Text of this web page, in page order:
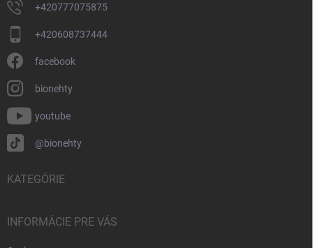
+420777075875
+420608737444
facebook
bionehty
youtube
@bionehty
KATEGÓRIE
INFORMÁCIE PRE VÁS